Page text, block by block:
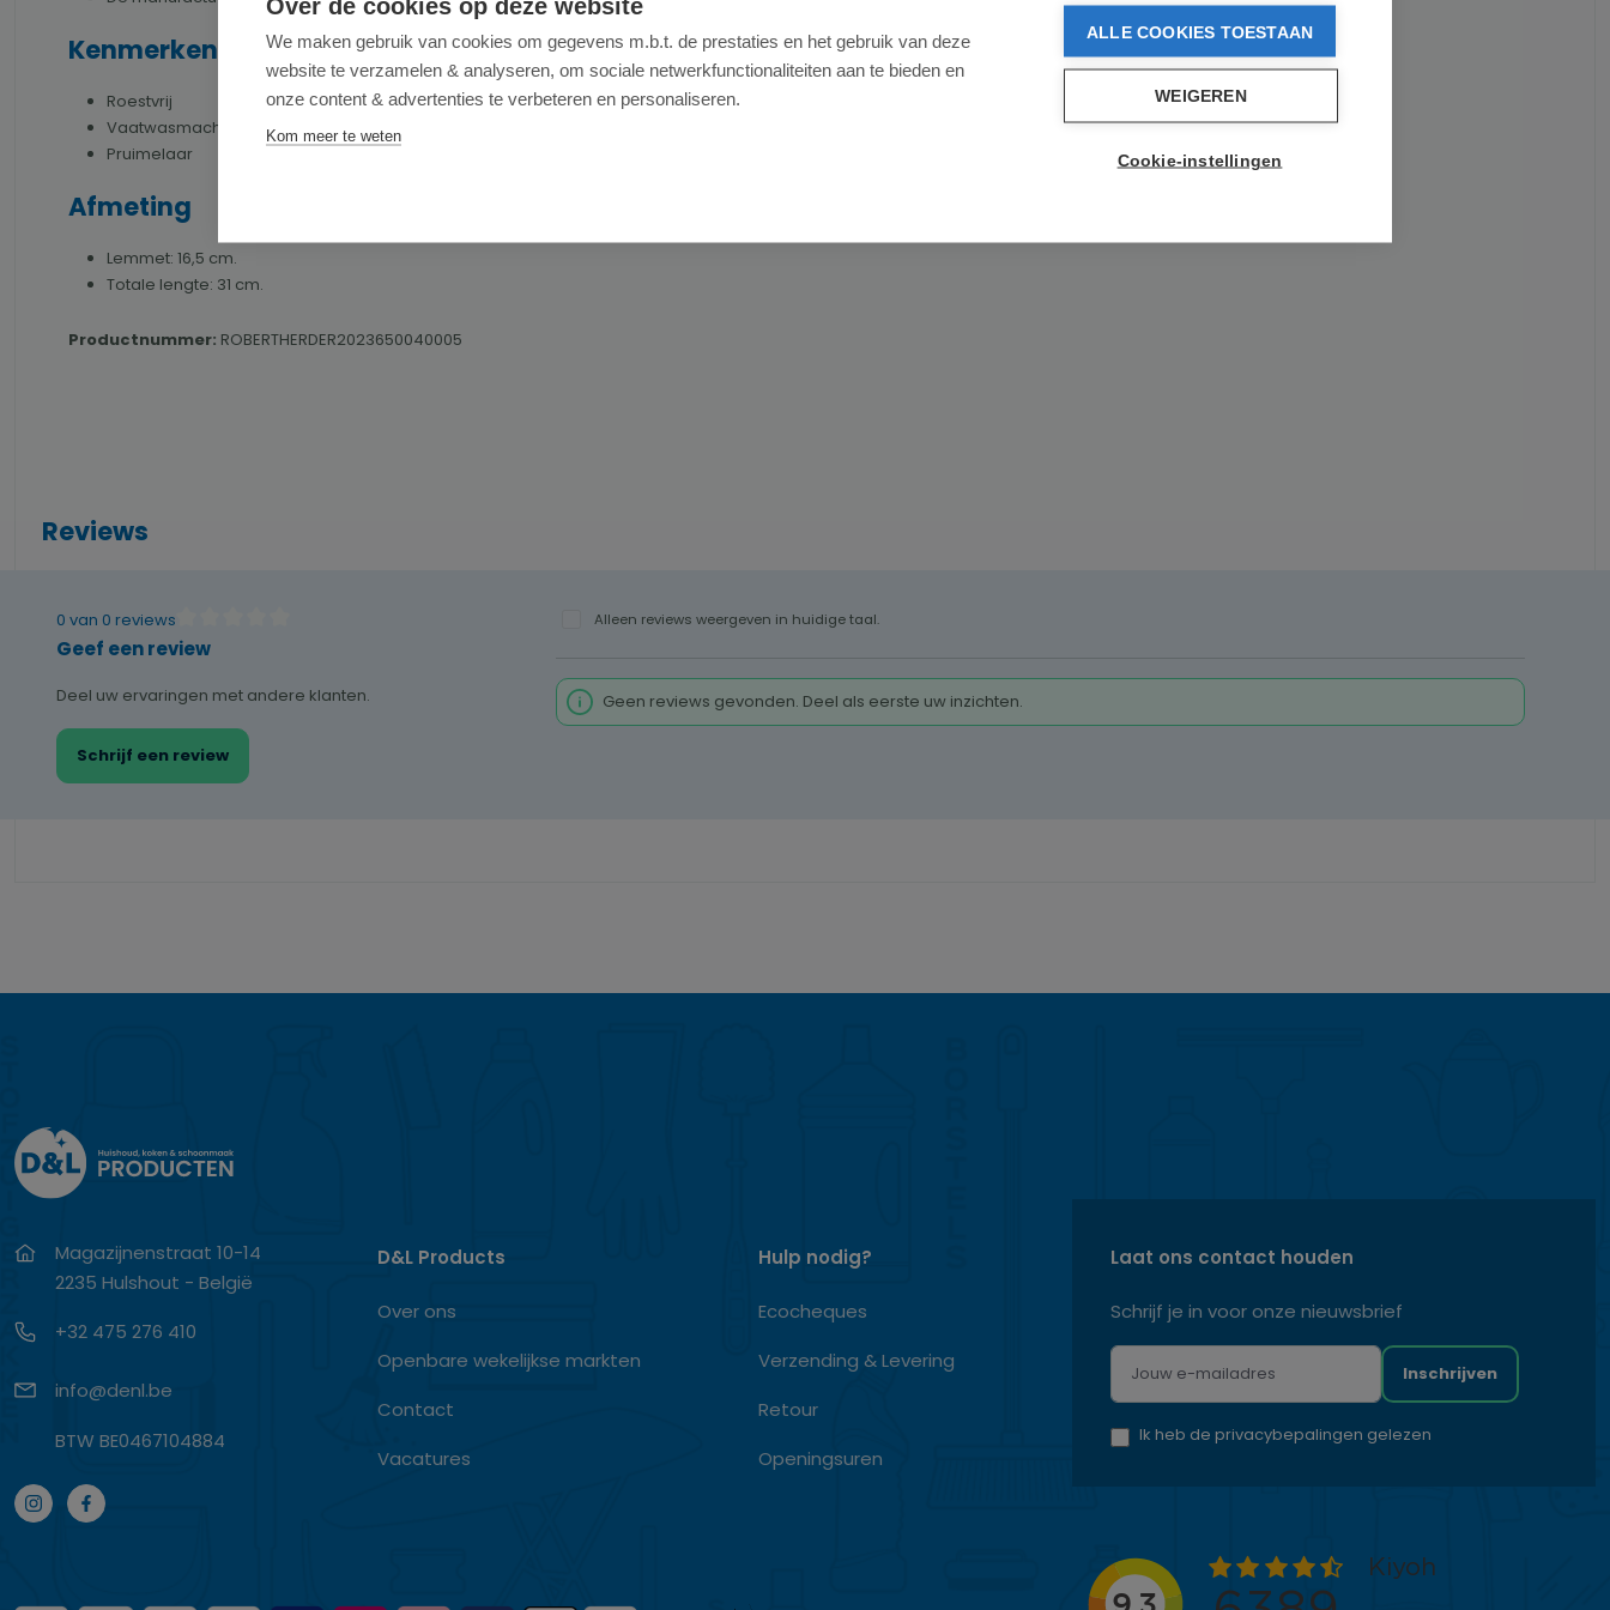
Kenmerken
Roestvrij
Vaatwasmachinebestendig
Pruimelaar
Afmeting
Lemmet: 16,5 cm.
Totale lengte: 31 cm.
Productnummer: ROBERTHERDER2023650040005
Reviews
0 van 0 reviews
Gemiddelde waardering van 0 van 5 sterren
Geef een review
Deel uw ervaringen met andere klanten.
Schrijf een review
Alleen reviews weergeven in huidige taal.
Geen reviews gevonden. Deel als eerste uw inzichten.
Magazijnenstraat 10-14
2235 Hulshout - België
+32 475 276 410
info@denl.be
BTW BE0467104884
D&L Products
Over ons
Openbare wekelijkse markten
Contact
Vacatures
Hulp nodig?
Ecocheques
Verzending & Levering
Retour
Openingsuren
Laat ons contact houden
Schrijf je in voor onze nieuwsbrief
Inschrijven
Ik heb de privacybepalingen gelezen
Over de cookies op deze website
We maken gebruik van cookies om gegevens m.b.t. de prestaties en het gebruik van deze
website te verzamelen & analyseren, om sociale netwerkfunctionaliteiten aan te bieden en
onze content & advertenties te verbeteren en personaliseren.
Kom meer te weten
ALLE COOKIES TOESTAAN
WEIGEREN
Cookie-instellingen